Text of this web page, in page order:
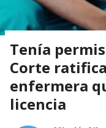
Tenía
Corte
enfermera
licencia